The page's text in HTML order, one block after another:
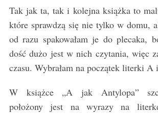
Tak jak ta, tak i kolejna książka to
które sprawdzą się nie tylko w domu,
od razu spakowałam je do plecaka,
dość dużo jest w nich czytania, więc
czasu. Wybrałam na początek literki A
W książce „A jak Antylopa”
położony jest na wyrazy na